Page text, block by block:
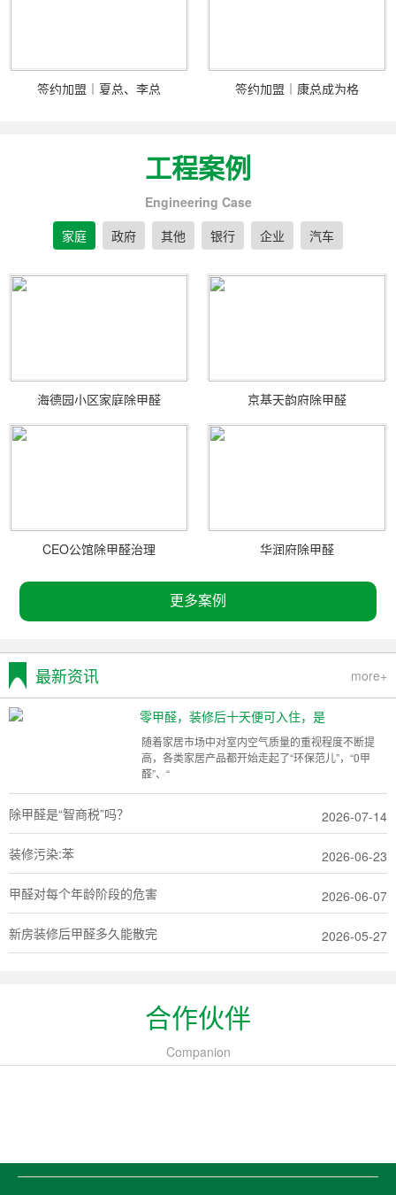
签约加盟｜夏总、李总 签约加盟｜康总成为格
工程案例
Engineering Case
家庭
政府 其他 银行 企业 汽车
海德园小区家庭除甲醛 京基天韵府除甲醛
CEO公馆除甲醛治理 华润府除甲醛
更多案例
最新资讯 more+
零甲醛，装修后十天便可入住，是
随着家居市场中对室内空气质量的重视程度不断提
高，各类家居产品都开始走起了“环保范儿”，“0甲
醛”、“
除甲醛是“智商税”吗？ 2026-07-14
装修污染:苯 2026-06-23
甲醛对每个年龄阶段的危害 2026-06-07
新房装修后甲醛多久能散完 2026-05-27
合作伙伴
Companion